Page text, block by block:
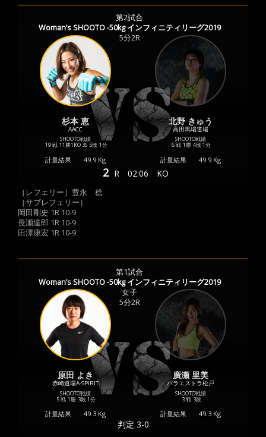
第2試合
Woman’s SHOOTO -50kg インフィニティリーグ2019
5分2R
杉本 恵
AACC
SHOOTO戦績
19 戦 11勝1KO 3S 5敗 1分
計量結果 : 49.9 Kg
北野 きゅう
高田馬場道場
SHOOTO戦績
6 戦 1勝 4敗 1分
計量結果 : 49.9 Kg
2 R 02:06 KO
［レフェリー］豊永 稔
［サブレフェリー］
岡田剛史 1R 10-9
長瀬達郎 1R 10-9
田澤康宏 1R 10-9
第1試合
Woman’s SHOOTO -50kg インフィニティリーグ2019
女子
5分2R
原田 よき
赤崎道場A-SPIRIT
SHOOTO戦績
5 戦 1勝 3敗 1分
計量結果 : 49.3 Kg
廣瀬 里美
パラエストラ松戸
SHOOTO戦績
3 戦 3敗
計量結果 : 49.3 Kg
判定 3-0